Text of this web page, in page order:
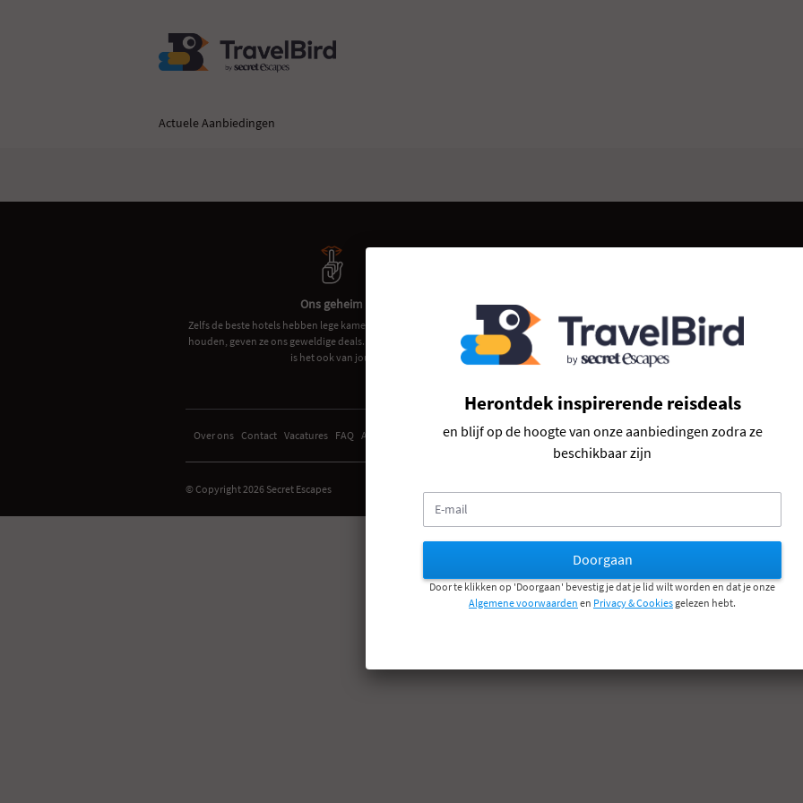
Actuele Aanbiedingen
Ons geheim
Zelfs de beste hotels hebben lege kamers. Omdat wij dit geheim
houden, geven ze ons geweldige deals. Het was ons geheim, nu
is het ook van jou.
Gratis upgrades, drankjes, laat uitchecken - vaak inbegrepen,
altijd welkom. Nooit meer onderhandelen bij de receptie. Zo
eenvoudig is het.
Alleen
Te
Over ons Contact Vacatures FAQ Algemene voorwaarden Privacy & Cookies
© Copyright 2026 Secret Escapes
Herontdek inspirerende reisdeals
en blijf op de hoogte van onze aanbiedingen zodra ze
beschikbaar zijn
mail
Door te klikken op 'Doorgaan' bevestig je dat je lid wilt worden en dat je onze
Algemene voorwaarden en Privacy & Cookiesgelezen hebt.